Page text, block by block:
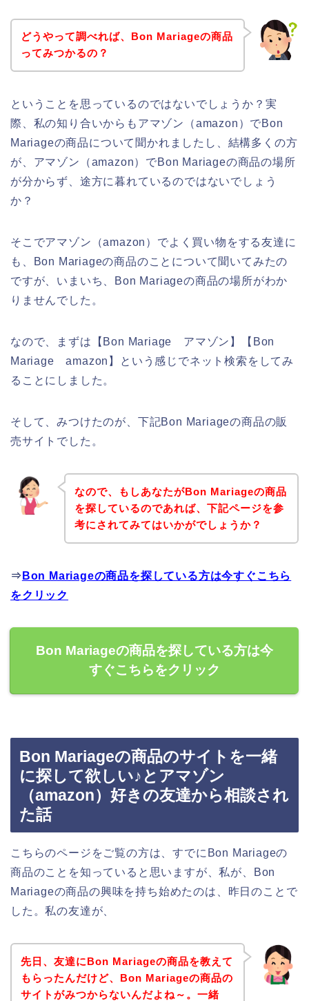
どうやって調べれば、Bon Mariageの商品
ってみつかるの？
ということを思っているのではないでしょうか？実
際、私の知り合いからもアマゾン（amazon）でBon
Mariageの商品について聞かれましたし、結構多くの方
が、アマゾン（amazon）でBon Mariageの商品の場所
が分からず、途方に暮れているのではないでしょう
か？
そこでアマゾン（amazon）でよく買い物をする友達に
も、Bon Mariageの商品のことについて聞いてみたの
ですが、いまいち、Bon Mariageの商品の場所がわか
りませんでした。
なので、まずは【Bon Mariage アマゾン】【Bon
Mariage amazon】という感じでネット検索をしてみ
ることにしました。
そして、みつけたのが、下記Bon Mariageの商品の販
売サイトでした。
なので、もしあなたがBon Mariageの商品
を探しているのであれば、下記ページを参
考にされてみてはいかがでしょうか？
⇒ Bon Mariageの商品を探している方は今すぐこちら
をクリック
Bon Mariageの商品を探している方は今
すぐこちらをクリック
Bon Mariageの商品のサイトを一緒
に探して欲しい♪とアマゾン
（amazon）好きの友達から相談され
た話
こちらのページをご覧の方は、すでにBon Mariageの
商品のことを知っていると思いますが、私が、Bon
Mariageの商品の興味を持ち始めたのは、昨日のことで
した。私の友達が、
先日、友達にBon Mariageの商品を教えて
もらったんだけど、Bon Mariageの商品の
サイトがみつからないんだよね～。一緒